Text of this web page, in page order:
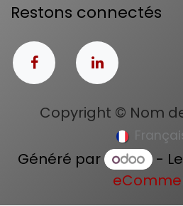
Restons connectés
Copyright © Nom
Généré par -